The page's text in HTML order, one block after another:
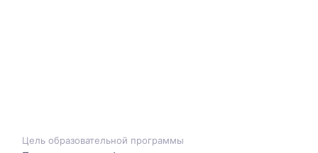
Цель образовательной программы